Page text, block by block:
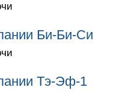
Би-Би-Си
Тэ-Эф-1